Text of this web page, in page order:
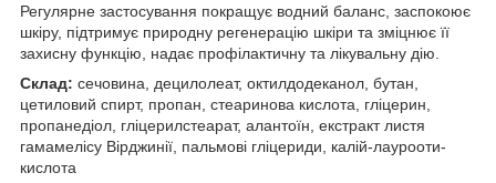
Регулярне застосування покращує водний баланс, заспокоює
шкіру, підтримує природну регенерацію шкіри та зміцнює її
захисну функцію, надає профілактичну та лікувальну дію.
Склад: сечовина, децилолеат, октилдодеканол, бутан,
цетиловий спирт, пропан, стеаринова кислота, гліцерин,
пропанедіол, гліцерилстеарат, алантоїн, екстракт листя
гамамелісу Вірджинії, пальмові гліцериди, калій-лаурооти-
кислота